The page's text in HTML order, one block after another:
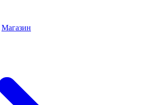
Магазин